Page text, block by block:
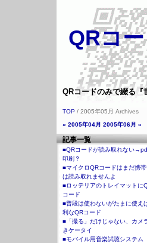
QRコ
QRコードのみで綴る
TOP / 2005年05月 Archives
« 2005年04月 2005年06月 »
記事一覧
■QRコードが読み取れない
印刷？
■マイクロQRコードはまだ携
は読み取れませんよ
■ロッテリアのトレイマットに
コード
■普段は使わないがたまに使え
利なQRコード
■「撮る」だけじゃない、カメ
きケータイ
■モバイル用音楽試聴システム